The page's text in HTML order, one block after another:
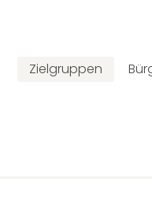
Zielgruppen